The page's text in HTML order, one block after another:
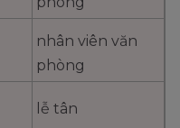
nhân viên văn
phòng
lễ tân